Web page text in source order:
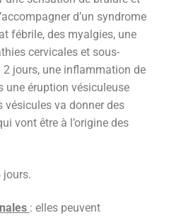
d’un syndrome
fébrile, des myalgies, une
cervicales et sous-
jours, une inflammation de
une éruption vésiculeuse
vésicules va donner des
vont être à l’origine des
jours.
: elles peuvent